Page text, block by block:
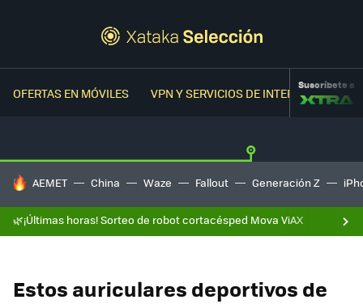
OFERTAS EN MÓVILES VPN Y SERVICIOS DE INTERNETSuscríbete a
HOY SE HABLA DE
AEMET China Waze Fallout Generación Z
🌿¡Últimas horas! Sorteo de robot cortacésped Mova ViAX
Estos auriculares deportivos de